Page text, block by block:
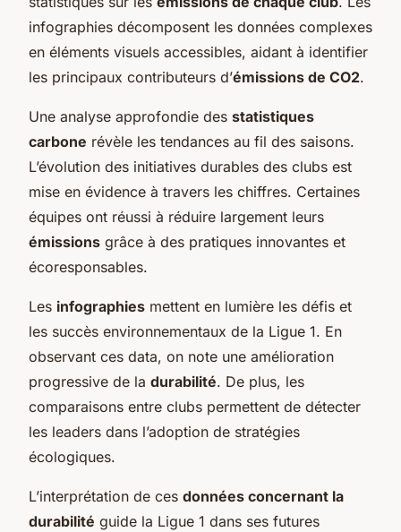
infographies décomposent les données complexes
en éléments visuels accessibles, aidant à identifier
les principaux contributeurs d’émissions de CO2.
Une analyse approfondie des statistiques
carbone révèle les tendances au fil des saisons.
L’évolution des initiatives durables des clubs est
mise en évidence à travers les chiffres. Certaines
équipes ont réussi à réduire largement leurs
émissions grâce à des pratiques innovantes et
écoresponsables.
Les infographies mettent en lumière les défis et
les succès environnementaux de la Ligue 1. En
observant ces data, on note une amélioration
progressive de la durabilité. De plus, les
comparaisons entre clubs permettent de détecter
les leaders dans l’adoption de stratégies
écologiques.
L’interprétation de ces données concernant la
durabilité guide la Ligue 1 dans ses futures